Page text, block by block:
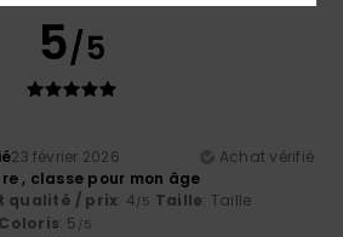
5/5
23 février 2026
Achat vérifié
, classe pour mon âge
qualité / prix: 4/5 Taille: Taille
Coloris: 5 /5